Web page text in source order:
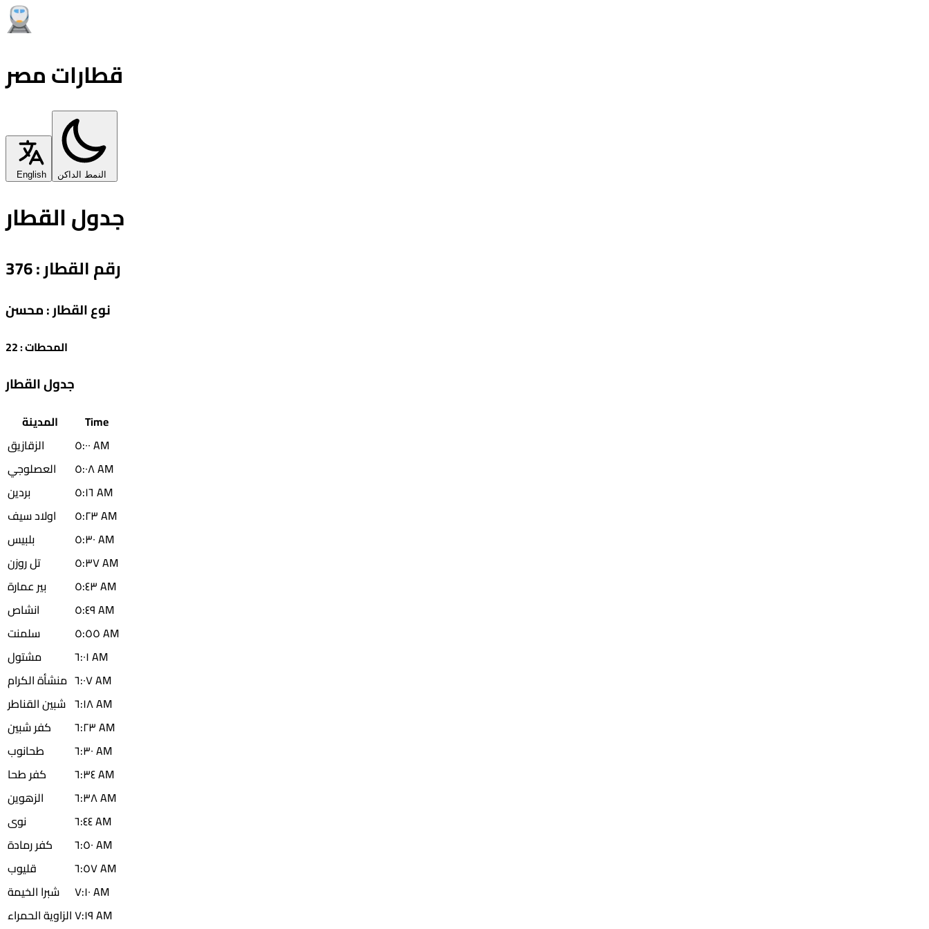
قطارات مصر
English النمط الداكن
جدول القطار
رقم القطار:
376
نوع القطار:محسن
المحطات:
22
جدول القطار
المدينة
Time
الزقازيق
٥:٠٠ AM
العصلوجي
٥:٠٨ AM
بردين
٥:١٦ AM
اولاد سيف
٥:٢٣ AM
بلبيس
٥:٣٠ AM
تل روزن
٥:٣٧ AM
بير عمارة
٥:٤٣ AM
انشاص
٥:٤٩ AM
سلمنت
٥:٥٥ AM
مشتول
٦:٠١ AM
منشأة الكرام
٦:٠٧ AM
شبين القناطر
٦:١٨ AM
كفر شبين
٦:٢٣ AM
طحانوب
٦:٣٠ AM
كفر طحا
٦:٣٤ AM
الزهوين
٦:٣٨ AM
نوى
٦:٤٤ AM
كفر رمادة
٦:٥٠ AM
قليوب
٦:٥٧ AM
شبرا الخيمة
٧:١٠ AM
الزاوية الحمراء
٧:١٩ AM